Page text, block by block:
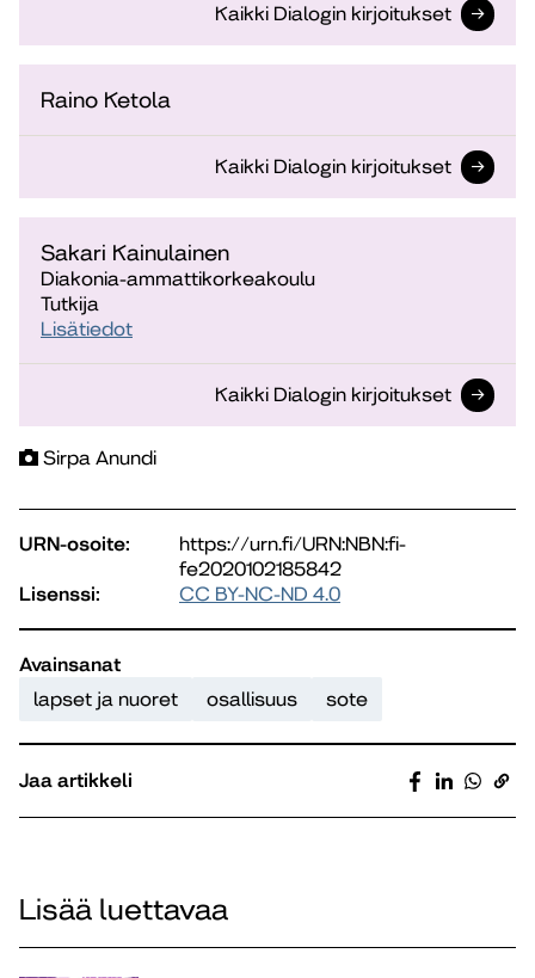
Kaikki Dialogin kirjoitukset
Raino Ketola
Kaikki Dialogin kirjoitukset
Sakari Kainulainen
Diakonia-ammattikorkeakoulu
Tutkija
Lisätiedot
Kaikki Dialogin kirjoitukset
Sirpa Anundi
URN-osoite:
https://urn.fi/URN:NBN:fi-
fe2020102185842
Lisenssi:
CC BY-NC-ND 4.0
Avainsanat
lapset ja nuoret
osallisuus sote
Jaa artikkeli
Lisää luettavaa